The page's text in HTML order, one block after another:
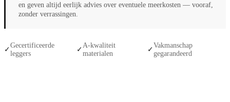
en geven altijd eerlijk advies over eventuele meerkosten — vooraf,
zonder verrassingen.
✓
Gecertificeerde
leggers
✓
A-kwaliteit
materialen
✓
Vakmanschap
gegarandeerd